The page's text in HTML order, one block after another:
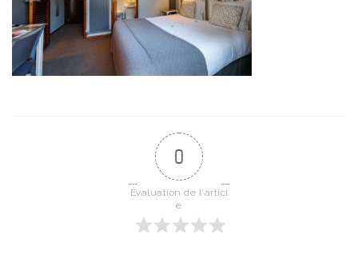
0
Évaluation de l'articl
e